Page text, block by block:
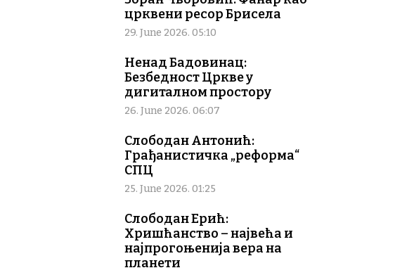
црквени ресор Брисела
29. June 2026. 05:10
Ненад Бадовинац:
Безбедност Цркве у
дигиталном простору
26. June 2026. 06:07
Слободан Антонић:
Грађанистичка „реформа“
СПЦ
25. June 2026. 01:25
Слободан Ерић:
Хришћанство – највећа и
најпрогоњенија вера на
планети